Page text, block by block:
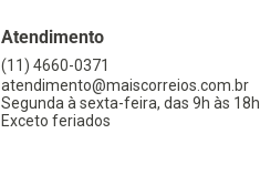
Atendimento
(11) 4660-0371
atendimento@maiscorreios.com.br
Segunda à sexta-feira, das 9h às 18h.
Exceto feriados